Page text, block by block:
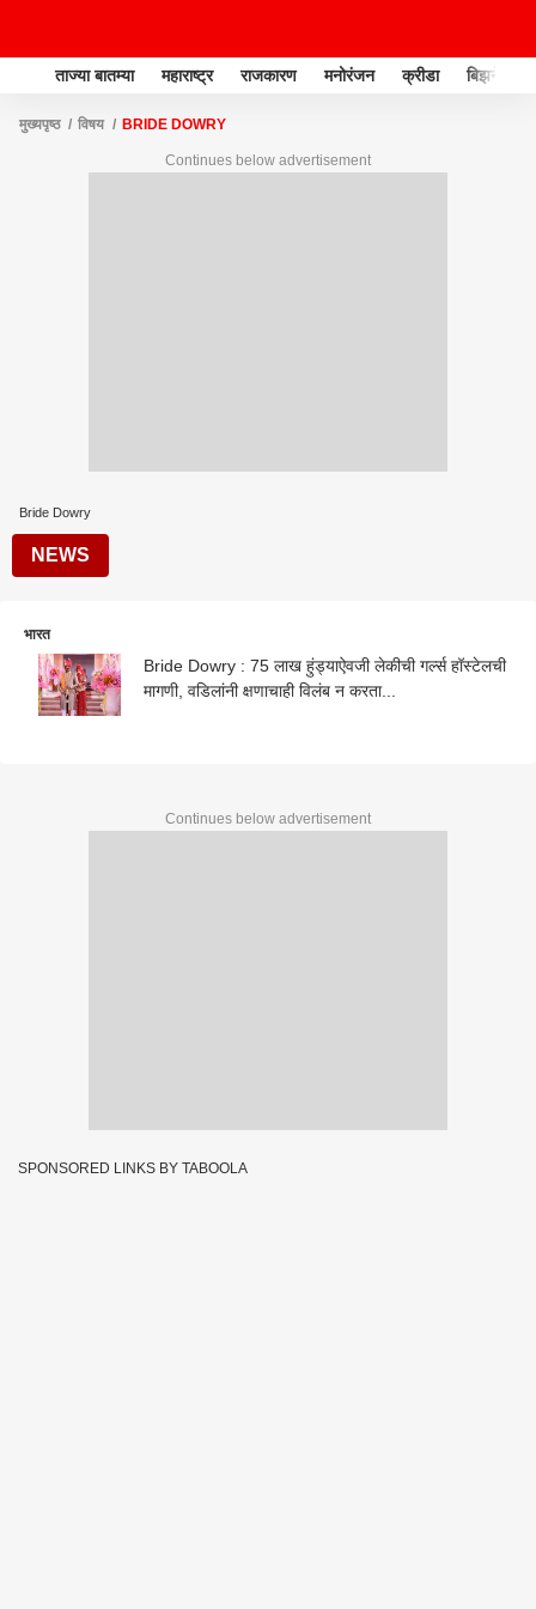
ताज्या बातम्या महाराष्ट्र राजकारण मनोरंजन क्रीडा बिझनेस
मुख्यपृष्ठ विषय BRIDE DOWRY
Continues below advertisement
Bride Dowry
NEWS
भारत
Bride Dowry : 75 लाख हुंड्याऐवजी लेकीची गर्ल्स हॉस्टेलची
मागणी, वडिलांनी क्षणाचाही विलंब न करता...
Continues below advertisement
SPONSORED LINKS BY TABOOLA